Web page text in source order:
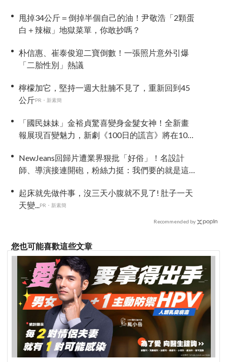
甩掉34公斤＝倒掉半個自己的油！尹敬浩「2顆蛋
白＋辣椒」地獄菜單，你敢抄嗎？
朴信惠、崔泰俊迎二寶倒數！一張照片意外引爆
「二胎性別」熱議
檸檬加它，堅持一週大肚腩不見了，重新回到45
公斤PR・新素簡
「國民妹妹」金裕貞驚喜變身金髮女神！全新畫
報展現百變魅力，新劇《100日的謊言》將在10月
NewJeans回歸片遭業界狠批「好俗」！名設計
師、導演接連開砲，粉絲力挺：我們要的就是這
起床就先做件事，沒三天小腹就不見了! 肚子一天
天變...
PR・新素簡
Recommended by
您也可能喜歡這些文章